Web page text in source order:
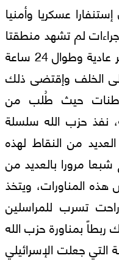
عسكريا وأمنيا
لم تشهد منطقتا
الجنوب والجليل الأعلى مثيلاً لها منذ سنوات. طيران حربي إستطلاعي ومسير بكثافة غير عادية وطوال 24 ساعة
الخلف وإقتضى ذلك
حيث طُلب من
نفذ حزب الله سلسلة
من النقاط لهذه
مرورا بالعديد من
المناورات، ويتخذ
تسرب للمراسلين
بمناورة حزب الله
جعلت الإسرائيلي